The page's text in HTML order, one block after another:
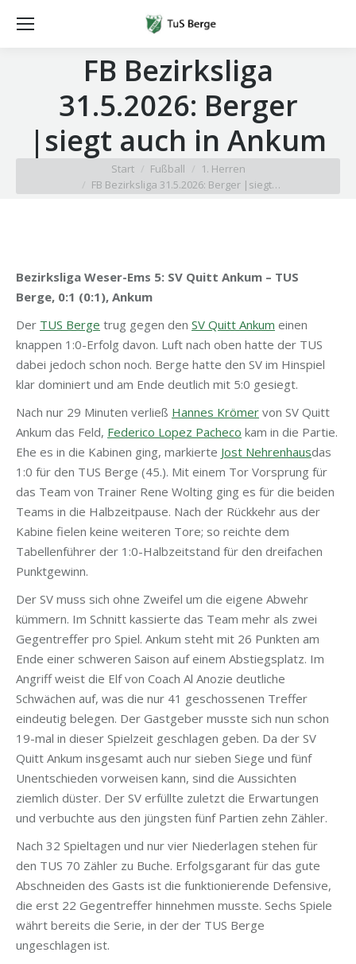
FB Bezirksliga
31.5.2026: Berger
|siegt auch in Ankum
Sie befinden sich hier:
Start Fußball
1. Herren
FB Bezirksliga 31.5.2026: Berger |siegt…
Bezirksliga Weser-Ems 5: SV Quitt Ankum – TUS
Berge, 0:1 (0:1), Ankum
Der TUS Berge trug gegen den SV Quitt Ankum einen
knappen 1:0-Erfolg davon. Luft nach oben hatte der TUS
dabei jedoch schon noch. Berge hatte den SV im Hinspiel
klar dominiert und am Ende deutlich mit 5:0 gesiegt.
Nach nur 29 Minuten verließ Hannes Krömer von SV Quitt
Ankum das Feld, Federico Lopez Pacheco kam in die Partie.
Ehe es in die Kabinen ging, markierte Jost Nehrenhausdas
1:0 für den TUS Berge (45.). Mit einem Tor Vorsprung für
das Team von Trainer Rene Wolting ging es für die beiden
Teams in die Halbzeitpause. Nach der Rückkehr aus der
Kabine fielen keine weiteren Tore; so reichte dem
Tabellenführer der 1:0-Halbzeitstand für den dreifachen
Punktgewinn.
Der SV muss sich ohne Zweifel um die eigene Abwehr
kümmern. Im Schnitt kassierte das Team mehr als zwei
Gegentreffer pro Spiel. Ankum steht mit 26 Punkten am
Ende einer schweren Saison auf einem Abstiegsplatz. Im
Angriff weist die Elf von Coach Al Anozie deutliche
Schwächen auf, was die nur 41 geschossenen Treffer
eindeutig belegen. Der Gastgeber musste sich nun schon
19-mal in dieser Spielzeit geschlagen geben. Da der SV
Quitt Ankum insgesamt auch nur sieben Siege und fünf
Unentschieden vorweisen kann, sind die Aussichten
ziemlich düster. Der SV erfüllte zuletzt die Erwartungen
und verbuchte aus den jüngsten fünf Partien zehn Zähler.
Nach 32 Spieltagen und nur vier Niederlagen stehen für
den TUS 70 Zähler zu Buche. Erfolgsgarant für das gute
Abschneiden des Gasts ist die funktionierende Defensive,
die erst 22 Gegentreffer hinnehmen musste. Sechs Spiele
währt bereits die Serie, in der der TUS Berge
ungeschlagen ist.